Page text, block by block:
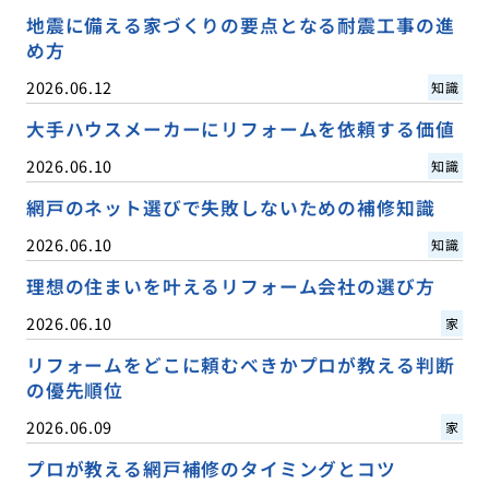
地震に備える家づくりの要点となる耐震工事の進
め方
2026.06.12 知識
大手ハウスメーカーにリフォームを依頼する価値
2026.06.10 知識
網戸のネット選びで失敗しないための補修知識
2026.06.10 知識
理想の住まいを叶えるリフォーム会社の選び方
2026.06.10 家
リフォームをどこに頼むべきかプロが教える判断
の優先順位
2026.06.09 家
プロが教える網戸補修のタイミングとコツ